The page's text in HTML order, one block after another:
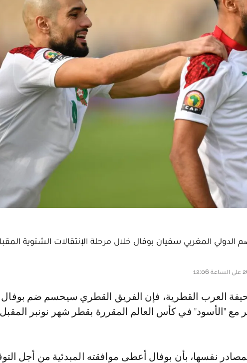
الدولي المغربي سفيان بوفال خلال مرحلة الإنتقالات الشتوية
مع "الأسود" في كأس العالم المقررة بقطر شهر نونبر
نفسها، بأن بوفال أعطى موافقته المبدئية من أجل